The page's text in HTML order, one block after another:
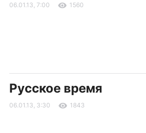
06.01.13, 7:00 1560
Русское время
06.01.13, 3:30 1843